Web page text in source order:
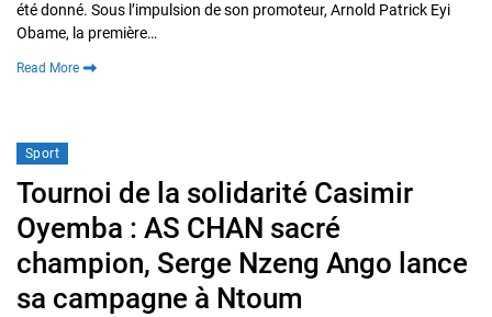
été donné. Sous l’impulsion de son promoteur, Arnold Patrick Eyi
Obame, la première…
Read More
Sport
Tournoi de la solidarité Casimir
Oyemba : AS CHAN sacré
champion, Serge Nzeng Ango lance
sa campagne à Ntoum